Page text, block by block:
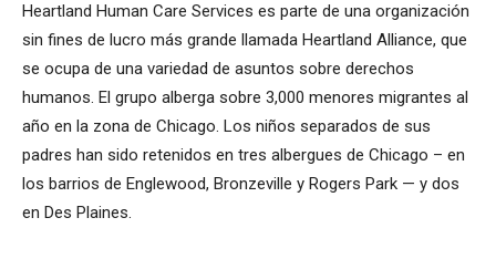
Heartland Human Care Services es parte de una organización
sin fines de lucro más grande llamada Heartland Alliance, que
se ocupa de una variedad de asuntos sobre derechos
humanos. El grupo alberga sobre 3,000 menores migrantes al
año en la zona de Chicago. Los niños separados de sus
padres han sido retenidos en tres albergues de Chicago – en
los barrios de Englewood, Bronzeville y Rogers Park — y dos
en Des Plaines.